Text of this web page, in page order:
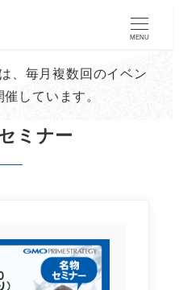
MENU
、毎月複数回のイベン
しています。
ミナー